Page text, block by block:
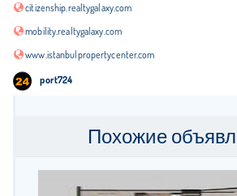
citizenship.realtygalaxy.com
mobility.realtygalaxy.com
www.istanbulpropertycenter.com
port724
Похожие